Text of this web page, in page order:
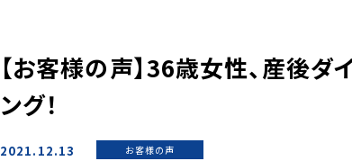
【お客様の声】36歳女性、産後ダ
ング！
2021.12.13
お客様の声